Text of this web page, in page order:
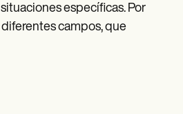
específicas. Por
campos, que